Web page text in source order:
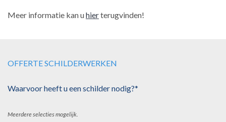
Meer informatie kan uhierterugvinden!
OFFERTE SCHILDERWERKEN
Waarvoor heeft u een schilder nodig?*
Meerdere selecties mogelijk.